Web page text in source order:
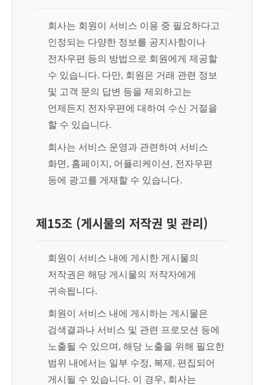
회사는 회원이 서비스 이용 중 필요하다고
인정되는 다양한 정보를 공지사항이나
전자우편 등의 방법으로 회원에게 제공할
수 있습니다. 다만, 회원은 거래 관련 정보
및 고객 문의 답변 등을 제외하고는
언제든지 전자우편에 대하여 수신 거절을
할 수 있습니다.
회사는 서비스 운영과 관련하여 서비스
화면, 홈페이지, 어플리케이션, 전자우편
등에 광고를 게재할 수 있습니다.
제15조 (게시물의 저작권 및 관리)
회원이 서비스 내에 게시한 게시물의
저작권은 해당 게시물의 저작자에게
귀속됩니다.
회원이 서비스 내에 게시하는 게시물은
검색결과나 서비스 및 관련 프로모션 등에
노출될 수 있으며, 해당 노출을 위해 필요한
범위 내에서는 일부 수정, 복제, 편집되어
게시될 수 있습니다. 이 경우, 회사는